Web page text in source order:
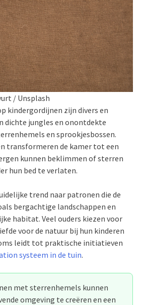
/ Unsplash
kindergordijnen zijn divers en
dichte jungles en onontdekte
en sprookjesbossen.
transformeren de kamer tot een
kunnen beklimmen of sterren
hun bed te verlaten.
trend naar patronen die de
bergachtige landschappen en
habitat. Veel ouders kiezen voor
voor de natuur bij hun kinderen
leidt tot praktische initiatieven
systeem in de tuin.
met sterrenhemels kunnen
omgeving te creëren en een